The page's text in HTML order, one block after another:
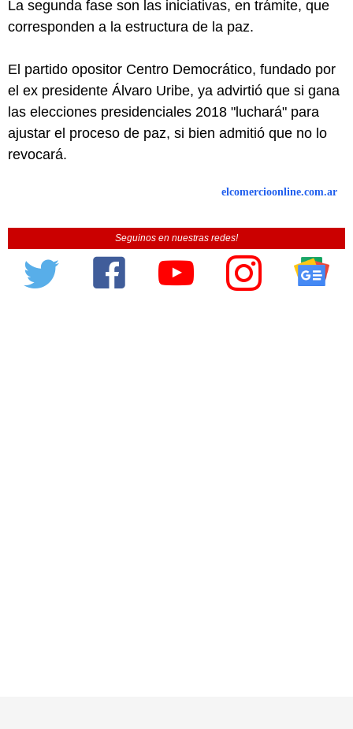
La segunda fase son las iniciativas, en trámite, que
corresponden a la estructura de la paz.
El partido opositor Centro Democrático, fundado por
el ex presidente Álvaro Uribe, ya advirtió que si gana
las elecciones presidenciales 2018 "luchará" para
ajustar el proceso de paz, si bien admitió que no lo
revocará.
elcomercioonline.com.ar
Seguinos en nuestras redes!